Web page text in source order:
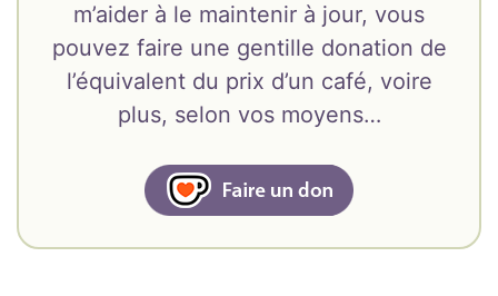
m’aider à le maintenir à jour, vous
pouvez faire une gentille donation de
l’équivalent du prix d’un café, voire
plus, selon vos moyens…